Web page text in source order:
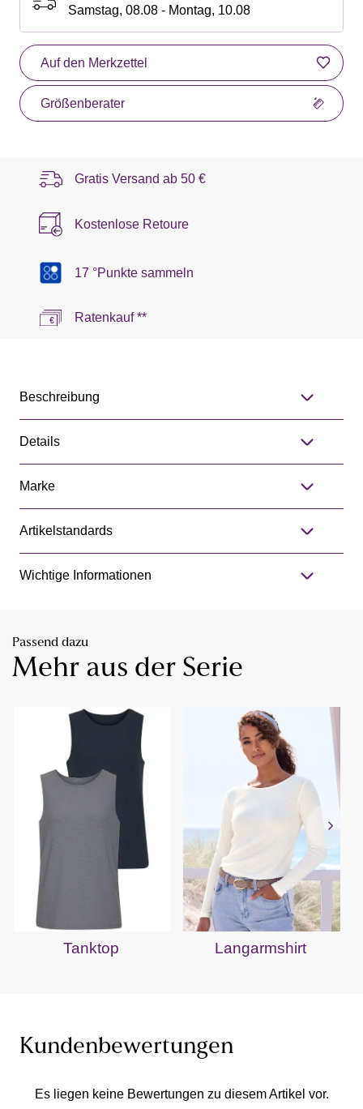
Samstag, 08.08 - Montag, 10.08
Auf den Merkzettel
Größenberater
Gratis Versand ab 50 €
Kostenlose Retoure
17 °Punkte sammeln
Ratenkauf **
Beschreibung
Details
Marke
Artikelstandards
Wichtige Informationen
Passend dazu
Mehr aus der Serie
Tanktop Langarmshirt
Kundenbewertungen
Es liegen keine Bewertungen zu diesem Artikel vor.